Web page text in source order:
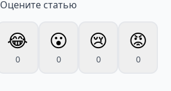
Оцените статью
😂
0
😮
0
😢
0
😡
0